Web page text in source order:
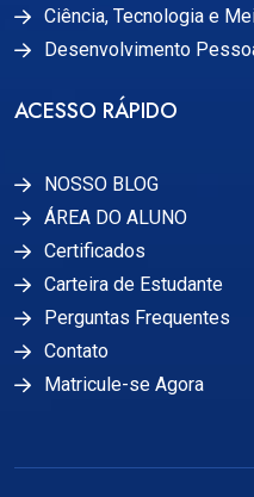
Ciência, Tecnologia e
Desenvolvimento
ACESSO RÁPIDO
NOSSO BLOG
ÁREA DO ALUNO
Certificados
Carteira de Estudante
Perguntas Frequentes
Contato
Matricule-se Agora